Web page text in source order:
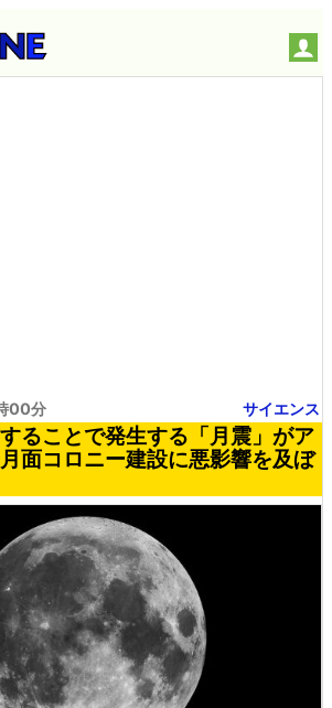
00分 サイエンス
ることで発生する「月震」がア
面コロニー建設に悪影響を及ぼ